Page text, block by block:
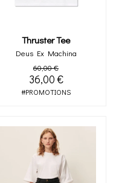
Thruster Tee
Deus Ex Machina
60,00 €
36,00 €
#PROMOTIONS